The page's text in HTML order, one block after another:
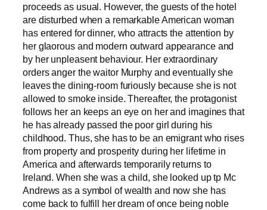
proceeds as usual. However, the guests of the hotel
are disturbed when a remarkable American woman
has entered for dinner, who attracts the attention by
her glaorous and modern outward appearance and
by her unpleasent behaviour. Her extraordinary
orders anger the waitor Murphy and eventually she
leaves the dining-room furiously because she is not
allowed to smoke inside. Thereafter, the protagonist
follows her an keeps an eye on her and imagines that
he has already passed the poor girl during his
childhood. Thus, she has to be an emigrant who rises
from property and prosperity during her lifetime in
America and afterwards temporarily returns to
Ireland. When she was a child, she looked up tp Mc
Andrews as a symbol of wealth and now she has
come back to fulfill her dream of once being noble